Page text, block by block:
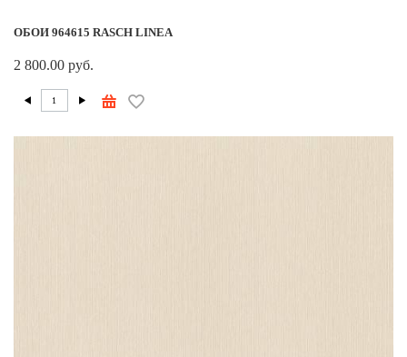
ОБОИ 964615 RASCH LINEA
2 800.00 руб.